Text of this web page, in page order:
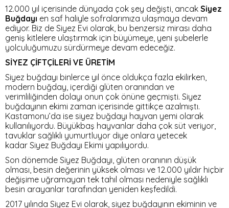
12.000 yıl içerisinde dünyada çok şey değişti, ancak Siyez
Buğdayı en saf haliyle sofralarımıza ulaşmaya devam
ediyor. Biz de Siyez Evi olarak, bu benzersiz mirası daha
geniş kitlelere ulaştırmak için büyümeye, yeni şubelerle
yolculuğumuzu sürdürmeye devam edeceğiz.
SİYEZ ÇİFTÇİLERİ VE ÜRETİM
Siyez buğdayı binlerce yıl önce oldukça fazla ekilirken,
modern buğday, içerdiği glüten oranından ve
verimliliğinden dolayı onun çok önüne geçmişti. Siyez
buğdayının ekimi zaman içerisinde gittikçe azalmıştı.
Kastamonu’da ise siyez buğdayı hayvan yemi olarak
kullanılıyordu. Büyükbaş hayvanlar daha çok süt veriyor,
tavuklar sağlıklı yumurtluyor diye onlara yetecek
kadar Siyez Buğdayı Ekimi yapılıyordu.
Son dönemde Siyez Buğdayı, glüten oranının düşük
olması, besin değerinin yüksek olması ve 12.000 yıldır hiçbir
değişime uğramayan tek tahıl olması nedeniyle sağlıklı
besin arayanlar tarafından yeniden keşfedildi.
2017 yılında Siyez Evi olarak, siyez buğdayının ekiminin ve